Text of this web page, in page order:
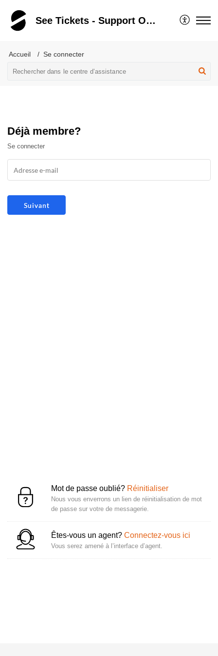
See Tickets - Support Organisateurs - Portail
Accueil Se connecter
Déjà membre?
Se connecter
Mot de passe oublié? Réinitialiser
Nous vous enverrons un lien de réinitialisation de mot
de passe sur votre de messagerie.
Êtes-vous un agent? Connectez-vous ici
Vous serez amené à l’interface d’agent.